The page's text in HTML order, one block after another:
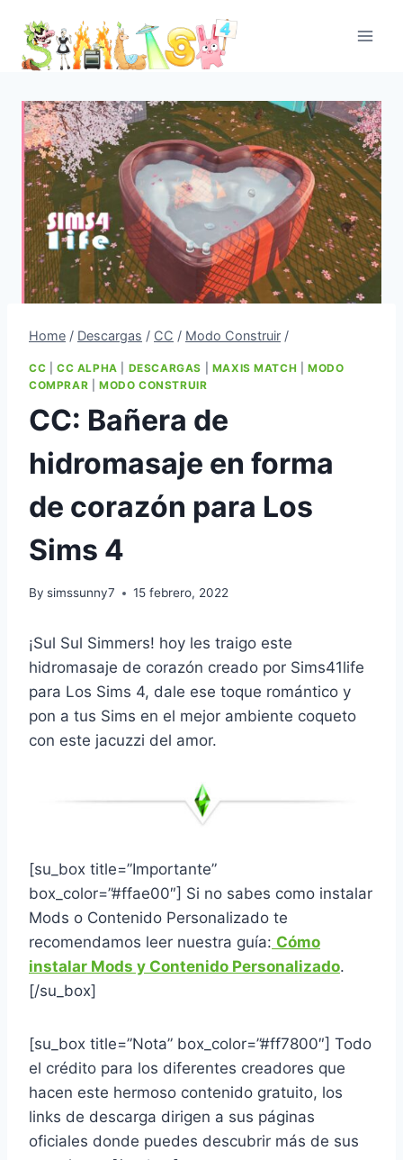
content
Home / Descargas / CC / Modo Construir /
CC CC ALPHA DESCARGAS MAXIS MATCH |MODO
COMPRAR
MODO CONSTRUIR
CC: Bañera de
hidromasaje en forma
de corazón para Los
Sims 4
By simssunny7 15 febrero, 2022
¡Sul Sul Simmers! hoy les traigo este
hidromasaje de corazón creado por Sims41life
para Los Sims 4, dale ese toque romántico y
pon a tus Sims en el mejor ambiente coqueto
con este jacuzzi del amor.
[su_box title=”Importante”
box_color=”#ffae00″] Si no sabes como instalar
Mods o Contenido Personalizado te
recomendamos leer nuestra guía: Cómo
instalar Mods y Contenido Personalizado.
[/su_box]
[su_box title=”Nota” box_color=”#ff7800″] Todo
el crédito para los diferentes creadores que
hacen este hermoso contenido gratuito, los
links de descarga dirigen a sus páginas
oficiales donde puedes descubrir más de sus